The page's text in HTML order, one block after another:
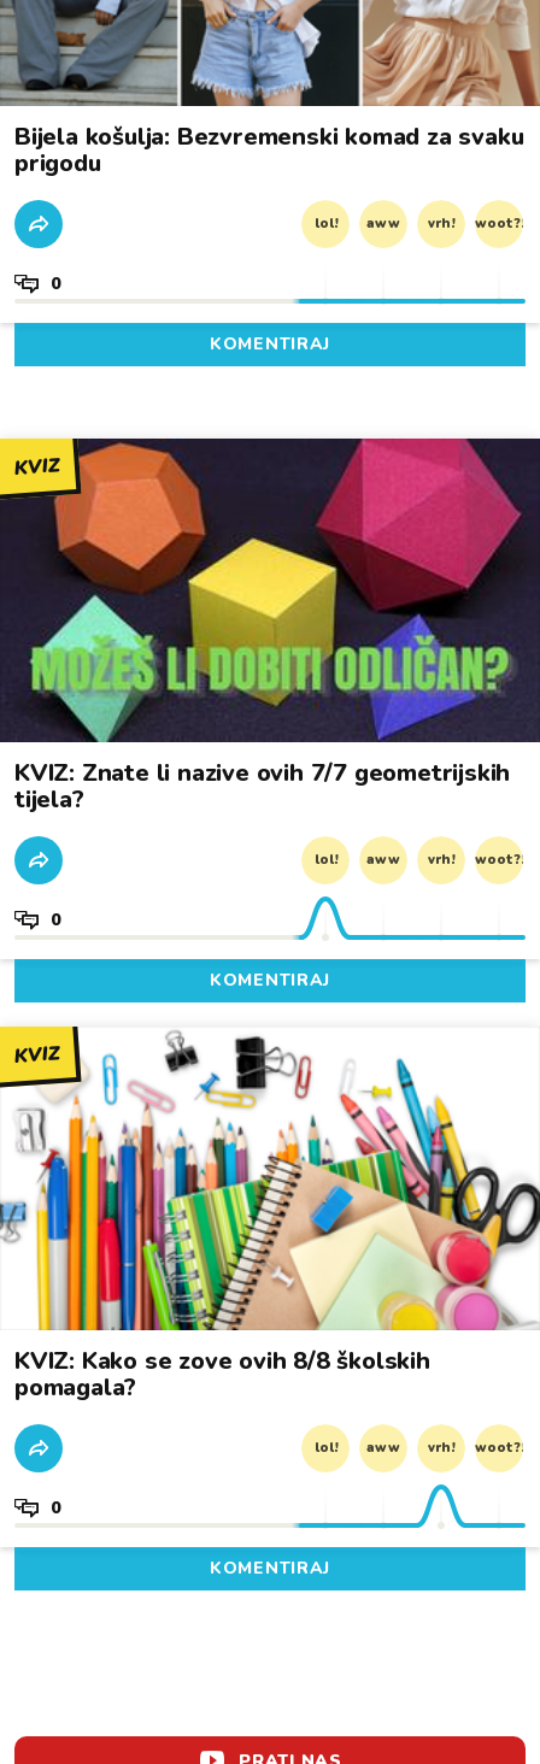
Bijela košulja: Bezvremenski komad za svaku
prigodu
lol! aww vrh! woot?!
0
KOMENTIRAJ
KVIZ
KVIZ: Znate li nazive ovih 7/7 geometrijskih
tijela?
lol! aww vrh! woot?!
0
KOMENTIRAJ
KVIZ
KVIZ: Kako se zove ovih 8/8 školskih
pomagala?
lol! aww vrh! woot?!
0
KOMENTIRAJ